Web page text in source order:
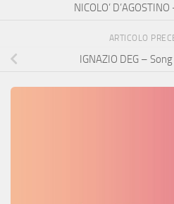
NICOLO’
ARTICOLO
IGNAZIO DEG –